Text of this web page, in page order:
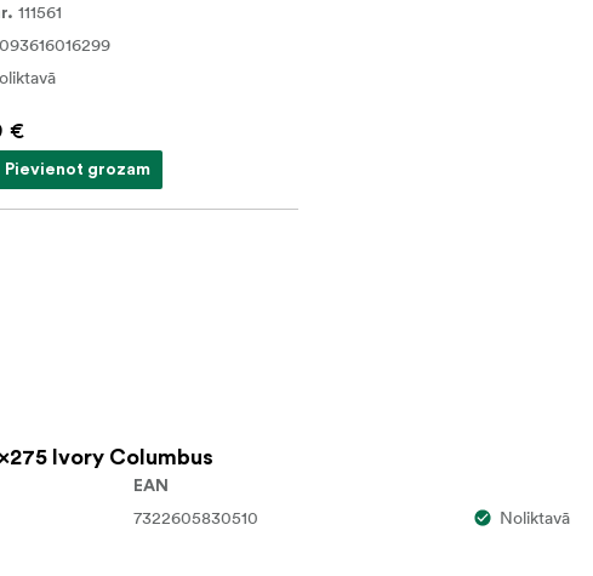
111561
093616016299
€
Pievienot grozam
Ivory Columbus
EAN
7322605830510 Noliktavā